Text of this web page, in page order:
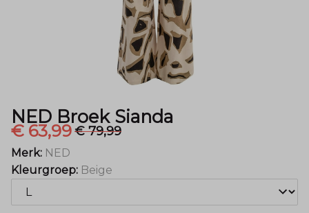
NED Broek Sianda
€ 63,99€ 79,99
Merk: NED
Kleurgroep: Beige